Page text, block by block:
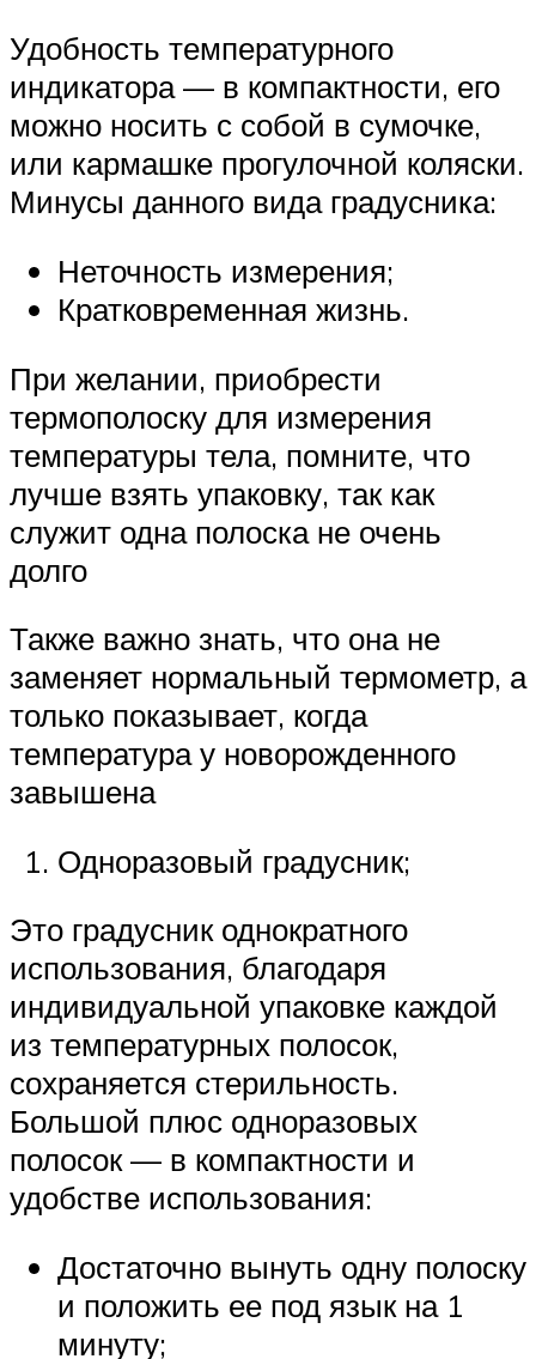
Удобность температурного
индикатора — в компактности, его
можно носить с собой в сумочке,
или кармашке прогулочной коляски.
Минусы данного вида градусника:
Неточность измерения;
Кратковременная жизнь.
При желании, приобрести
термополоску для измерения
температуры тела, помните, что
лучше взять упаковку, так как
служит одна полоска не очень
долго
Также важно знать, что она не
заменяет нормальный термометр, а
только показывает, когда
температура у новорожденного
завышена
Одноразовый градусник;
Это градусник однократного
использования, благодаря
индивидуальной упаковке каждой
из температурных полосок,
сохраняется стерильность.
Большой плюс одноразовых
полосок — в компактности и
удобстве использования:
Достаточно вынуть одну полоску
и положить ее под язык на 1
минуту;